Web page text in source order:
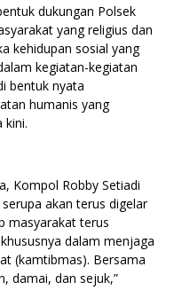
dukungan Polsek
yang religius dan
kehidupan sosial yang
kegiatan-kegiatan
bentuk nyata
humanis yang
kini.
Kompol Robby Setiadi
akan terus digelar
masyarakat terus
dalam menjaga
(kamtibmas). Bersama
damai, dan sejuk,”